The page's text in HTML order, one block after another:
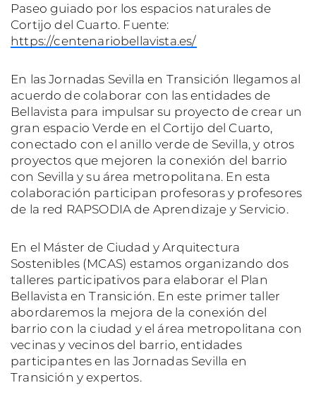
Paseo guiado por los espacios naturales de
Cortijo del Cuarto. Fuente:
https://centenariobellavista.es/
En las Jornadas Sevilla en Transición llegamos al
acuerdo de colaborar con las entidades de
Bellavista para impulsar su proyecto de crear un
gran espacio Verde en el Cortijo del Cuarto,
conectado con el anillo verde de Sevilla, y otros
proyectos que mejoren la conexión del barrio
con Sevilla y su área metropolitana. En esta
colaboración participan profesoras y profesores
de la red RAPSODIA de Aprendizaje y Servicio.
En el Máster de Ciudad y Arquitectura
Sostenibles (MCAS) estamos organizando dos
talleres participativos para elaborar el Plan
Bellavista en Transición. En este primer taller
abordaremos la mejora de la conexión del
barrio con la ciudad y el área metropolitana con
vecinas y vecinos del barrio, entidades
participantes en las Jornadas Sevilla en
Transición y expertos.